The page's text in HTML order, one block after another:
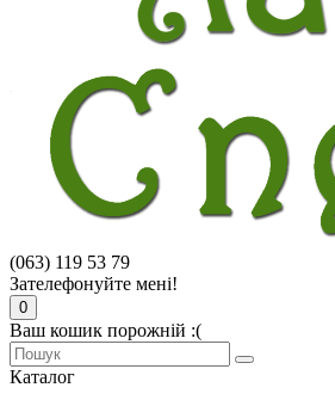
(063) 119 53 79
Зателефонуйте мені!
0
Ваш кошик порожній :(
Каталог